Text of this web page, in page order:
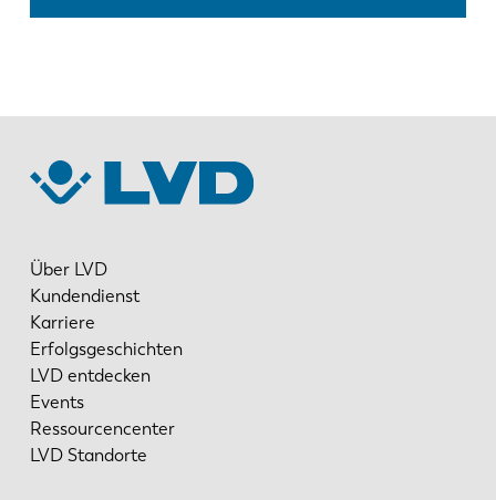
Über LVD
Kundendienst
Karriere
Erfolgsgeschichten
LVD entdecken
Events
Ressourcencenter
LVD Standorte